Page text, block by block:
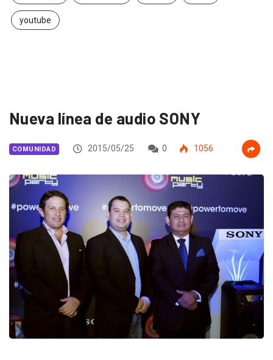
youtube
Nueva línea de audio SONY
COMUNIDAD 2015/05/25 0 1056